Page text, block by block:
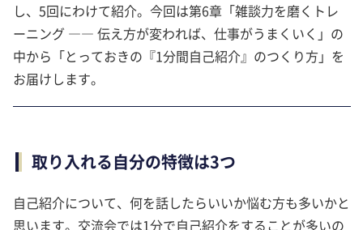
し、5回にわけて紹介。今回は第6章「雑談力を磨くトレ
ーニング ―― 伝え方が変われば、仕事がうまくいく」の
中から「とっておきの『1分間自己紹介』のつくり方」を
お届けします。
取り入れる自分の特徴は3つ
自己紹介について、何を話したらいいか悩む方も多いかと
思います。交流会では1分で自己紹介をすることが多いの